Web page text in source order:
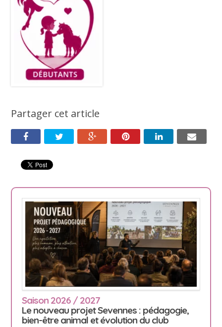
Partager cet article
Saison 2026 / 2027
Le nouveau projet Sevennes : pédagogie,
bien-être animal et évolution du club